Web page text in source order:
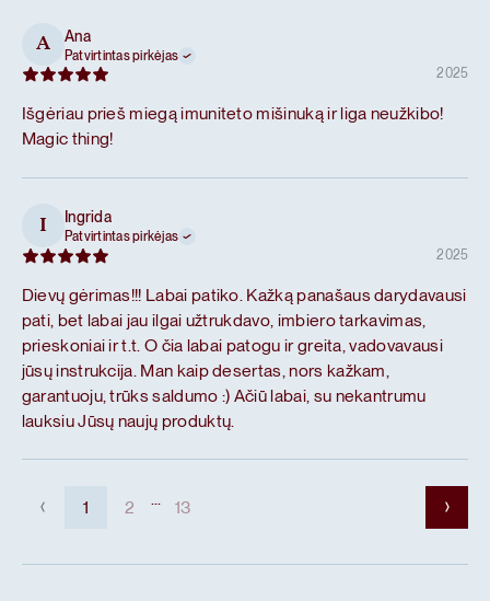
A Ana
Patvirtintas pirkėjas
2025
Išgėriau prieš miegą imuniteto mišinuką ir liga neužkibo!
Magic thing!
I Ingrida
Patvirtintas pirkėjas
2025
Dievų gėrimas!!! Labai patiko. Kažką panašaus darydavausi
pati, bet labai jau ilgai užtrukdavo, imbiero tarkavimas,
prieskoniai ir t.t. O čia labai patogu ir greita, vadovavausi
jūsų instrukcija. Man kaip desertas, nors kažkam,
garantuoju, trūks saldumo :) Ačiū labai, su nekantrumu
lauksiu Jūsų naujų produktų.
1 2 13